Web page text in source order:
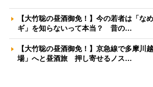
【大竹聡の昼酒御免！】今の若者は「な
ギ」を知らないって本当？ 昔の…
【大竹聡の昼酒御免！】京急線で多摩川
場」へと昼酒旅 押し寄せるノス…